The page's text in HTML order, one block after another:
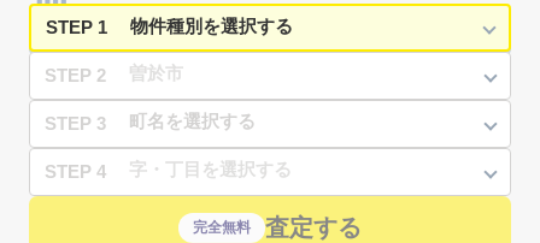
STEP 1
STEP 2
STEP 3
STEP 4
完全無料 査定する